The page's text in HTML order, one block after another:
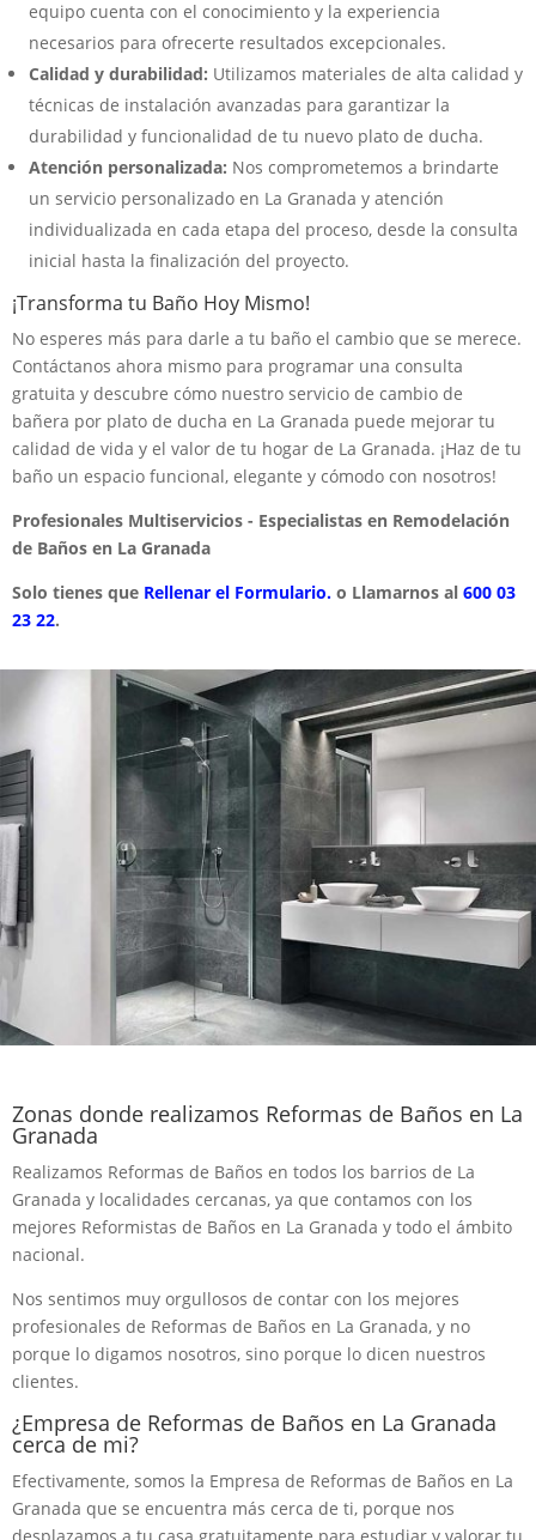
equipo cuenta con el conocimiento y la experiencia
necesarios para ofrecerte resultados excepcionales.
Calidad y durabilidad: Utilizamos materiales de alta calidad y
técnicas de instalación avanzadas para garantizar la
durabilidad y funcionalidad de tu nuevo plato de ducha.
Atención personalizada: Nos comprometemos a brindarte
un servicio personalizado en La Granada y atención
individualizada en cada etapa del proceso, desde la consulta
inicial hasta la finalización del proyecto.
¡Transforma tu Baño Hoy Mismo!
No esperes más para darle a tu baño el cambio que se merece.
Contáctanos ahora mismo para programar una consulta
gratuita y descubre cómo nuestro servicio de cambio de
bañera por plato de ducha en La Granada puede mejorar tu
calidad de vida y el valor de tu hogar de La Granada. ¡Haz de tu
baño un espacio funcional, elegante y cómodo con nosotros!
Profesionales Multiservicios - Especialistas en Remodelación
de Baños en La Granada
Solo tienes que Rellenar el Formulario. o Llamarnos al 600 03
23 22.
Zonas donde realizamos Reformas de Baños en La
Granada
Realizamos Reformas de Baños en todos los barrios de La
Granada y localidades cercanas, ya que contamos con los
mejores Reformistas de Baños en La Granada y todo el ámbito
nacional.
Nos sentimos muy orgullosos de contar con los mejores
profesionales de Reformas de Baños en La Granada, y no
porque lo digamos nosotros, sino porque lo dicen nuestros
clientes.
¿Empresa de Reformas de Baños en La Granada
cerca de mi?
Efectivamente, somos la Empresa de Reformas de Baños en La
Granada que se encuentra más cerca de ti, porque nos